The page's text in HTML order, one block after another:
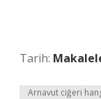
Tarih:
Arnavut ciğeri